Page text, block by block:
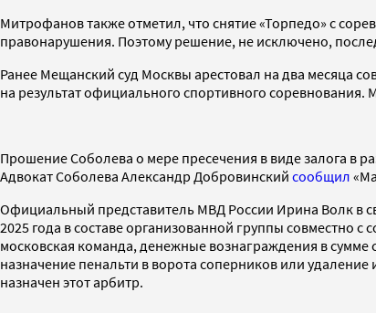
Митрофанов также отметил, что снятие «Торпедо» с
правонарушения. Поэтому решение, не исключено,
Ранее Мещанский суд Москвы арестовал на два месяца
на результат официального спортивного
Прошение Соболева о мере пресечения в виде залога в
Адвокат Соболева Александр Добровинский сообщил
Официальный представитель МВД России Ирина Волк в
2025 года в составе организованной группы совместно
московская команда, денежные вознаграждения в
назначение пенальти в ворота соперников или
назначен этот арбитр.